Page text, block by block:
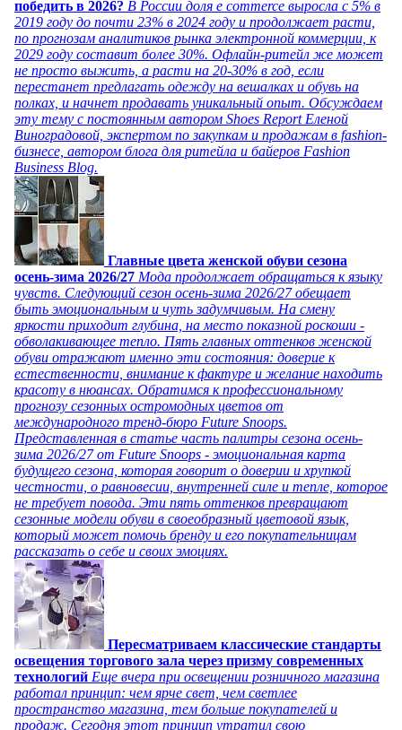
победить в 2026? В России доля e commerce выросла с 5% в
2019 году до почти 23% в 2024 году и продолжает расти,
по прогнозам аналитиков рынка электронной коммерции, к
2029 году составит более 30%. Офлайн-ритейл же может
не просто выжить, а расти на 20-30% в год, если
перестанет предлагать одежду на вешалках и обувь на
полках, и начнет продавать уникальный опыт. Обсуждаем
эту тему с постоянным автором Shoes Report Еленой
Виноградовой, экспертом по закупкам и продажам в fashion-
бизнесе, автором блога для ритейла и байеров Fashion
Business Blog.
Главные цвета женской обуви сезона
осень-зима 2026/27 Мода продолжает обращаться к языку
чувств. Следующий сезон осень-зима 2026/27 обещает
быть эмоциональным и чуть задумчивым. На смену
яркости приходит глубина, на место показной роскоши -
обволакивающее тепло. Пять главных оттенков женской
обуви отражают именно эти состояния: доверие к
естественности, внимание к фактуре и желание находить
красоту в нюансах. Обратимся к профессиональному
прогнозу сезонных остромодных цветов от
международного тренд-бюро Future Snoops.
Представленная в статье часть палитры сезона осень-
зима 2026/27 от Future Snoops - эмоциональная карта
будущего сезона, которая говорит о доверии и хрупкой
честности, о равновесии, внутренней силе и тепле, которое
не требует повода. Эти пять оттенков превращают
сезонные модели обуви в своеобразный цветовой язык,
который может помочь бренду и его покупательницам
рассказать о себе и своих эмоциях.
Пересматриваем классические стандарты
освещения торгового зала через призму современных
технологий Еще вчера при освещении розничного магазина
работал принцип: чем ярче свет, чем светлее
пространство магазина, тем больше покупателей и
продаж. Сегодня этот принцип утратил свою